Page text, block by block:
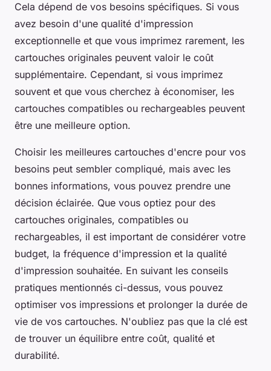
Cela dépend de vos besoins spécifiques. Si vous
avez besoin d'une qualité d'impression
exceptionnelle et que vous imprimez rarement, les
cartouches originales peuvent valoir le coût
supplémentaire. Cependant, si vous imprimez
souvent et que vous cherchez à économiser, les
cartouches compatibles ou rechargeables peuvent
être une meilleure option.
Choisir les meilleures cartouches d'encre pour vos
besoins peut sembler compliqué, mais avec les
bonnes informations, vous pouvez prendre une
décision éclairée. Que vous optiez pour des
cartouches originales, compatibles ou
rechargeables, il est important de considérer votre
budget, la fréquence d'impression et la qualité
d'impression souhaitée. En suivant les conseils
pratiques mentionnés ci-dessus, vous pouvez
optimiser vos impressions et prolonger la durée de
vie de vos cartouches. N'oubliez pas que la clé est
de trouver un équilibre entre coût, qualité et
durabilité.